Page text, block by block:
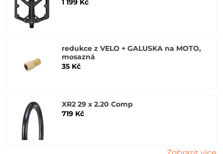
1 199 Kč
redukce z VELO + GALUSKA na MOTO,
mosazná
35 Kč
XR2 29 x 2.20 Comp
719 Kč